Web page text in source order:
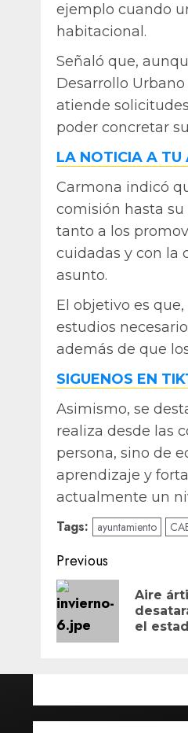
ejemplo cuando
habitacional.
Señaló que,
Desarrollo
atiende
poder concretar
LA NOTICIA A TU
Carmona indicó
comisión hasta
tanto a los
cuidadas y con la
asunto.
El objetivo es
estudios
además de que
SIGUENOS EN
Asimismo, se
realiza desde las
persona, sino de
aprendizaje y
actualmente un
Tags: ayuntamiento
Post
navigation
Previous
Aire
el